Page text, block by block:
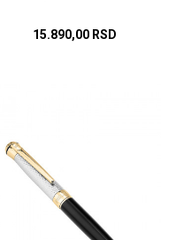
15.890,00 RSD